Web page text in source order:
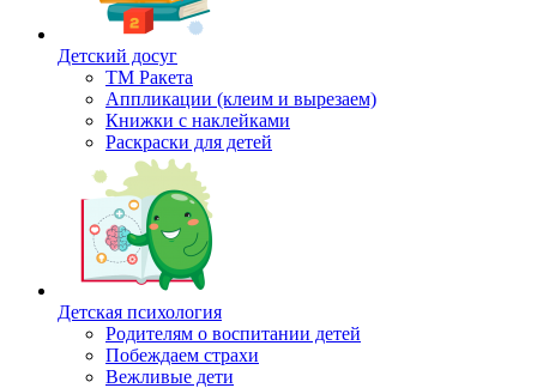
Детский досуг
ТМ Ракета
Аппликации (клеим и вырезаем)
Книжки с наклейками
Раскраски для детей
Детская психология
Родителям о воспитании детей
Побеждаем страхи
Вежливые дети